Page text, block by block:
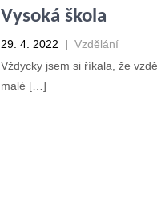
Vysoká škola
29. 4. 2022 | Vzdělání
Vždycky jsem si říkala, že
malé […]